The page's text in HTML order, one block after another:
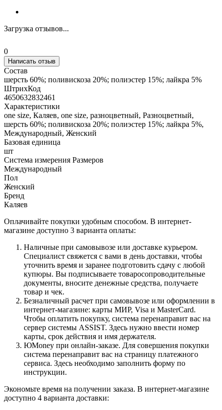
Загрузка отзывов...
0
Написать отзыв
Состав
шерсть 60%; поливискоза 20%; полиэстер 15%; лайкра 5%
ШтрихКод
4650632832461
Характеристики
one size, Каляев, one size, разноцветный, Разноцветный,
шерсть 60%; поливискоза 20%; полиэстер 15%; лайкра 5%,
Международный, Женский
Базовая единица
шт
Система измерения Размеров
Международный
Пол
Женский
Бренд
Каляев
Оплачивайте покупки удобным способом. В интернет-
магазине доступно 3 варианта оплаты:
Наличные при самовывозе или доставке курьером.
Специалист свяжется с вами в день доставки, чтобы
уточнить время и заранее подготовить сдачу с любой
купюры. Вы подписываете товаросопроводительные
документы, вносите денежные средства, получаете
товар и чек.
Безналичный расчет при самовывозе или оформлении в
интернет-магазине: карты МИР, Visa и MasterCard.
Чтобы оплатить покупку, система перенаправит вас на
сервер системы ASSIST. Здесь нужно ввести номер
карты, срок действия и имя держателя.
ЮMoney при онлайн-заказе. Для совершения покупки
система перенаправит вас на страницу платежного
сервиса. Здесь необходимо заполнить форму по
инструкции.
Экономьте время на получении заказа. В интернет-магазине
доступно 4 варианта доставки: